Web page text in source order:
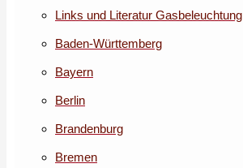
Links und Literatur Gasbeleuchtung
Baden-Württemberg
Bayern
Berlin
Brandenburg
Bremen